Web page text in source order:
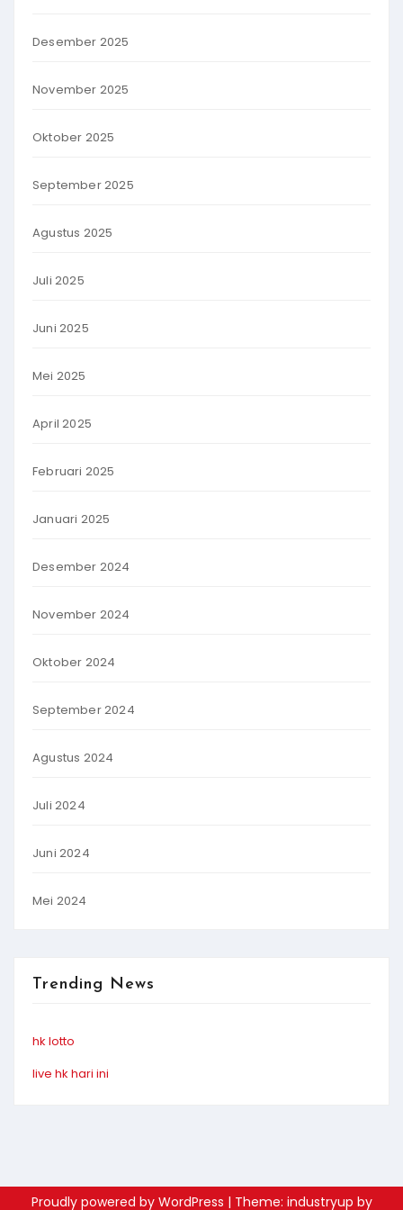
Desember 2025
November 2025
Oktober 2025
September 2025
Agustus 2025
Juli 2025
Juni 2025
Mei 2025
April 2025
Februari 2025
Januari 2025
Desember 2024
November 2024
Oktober 2024
September 2024
Agustus 2024
Juli 2024
Juni 2024
Mei 2024
Trending News
hk lotto
live hk hari ini
Proudly powered by WordPress | Theme: industryup by